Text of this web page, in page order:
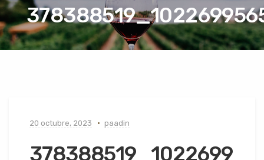
20 octubre, 2023 paadin
378388519_1022699